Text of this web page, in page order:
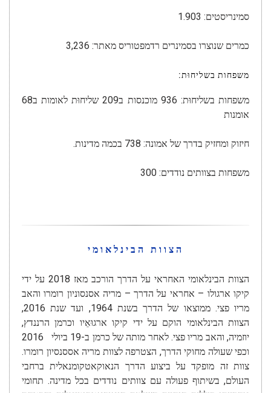
סמינריסטים: 1.903
כמרים שנוצרו בסמינרים רדמפטוריס מאתר: 3,236
משפחות בשליחוּת:
משפחות בשליחוּת: 936 מוכנסות ב209 שליחוּת לאומות ב68
אומנות
חיזוק ומחזיק בדרך של אמונה: 738 בכמה מדינות.
משפחות בצוותים נודדים: 300
הצוות הבינלאומי
הצוות הבינלאומי האחראי על הדרך הורכב מאז 2018 על ידי
קיקו ארגולו – אחראי על הדרך – מריה אסנסוניון רומרו והאב
מריו פצי. ממוצאו של הדרך בשנת 1964, ועד שנת 2016,
הצוות הבינלאומי הוקם על ידי קיקו ארגוּאֵיו וכרמן הרננדץ,
יוזמיה, והאב מריו פצי. לאחר מותה של כרמן ב-19 ביולי 2016
וכפי שעולה מחוקי הדרך, הצטרפה לצוות מריה אססנסיון רומרו.
צוות זה מופקד על ביצוע הדרך הנאוקאטקומנאלית ברחבי
העולם, בשיתוף פעולה עם צוותים נודדים בכל מדינה. תחומי